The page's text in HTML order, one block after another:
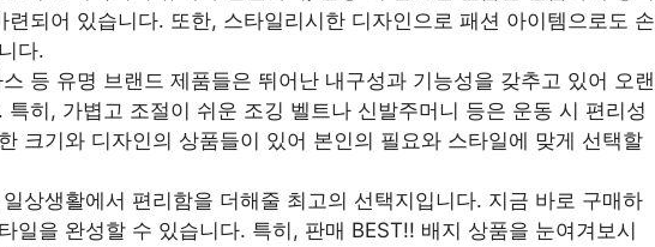
련되어 있습니다. 또한, 스타일리시한 디자인으로 패션 아이템으로도 손
다.
등 유명 브랜드 제품들은 뛰어난 내구성과 기능성을 갖추고 있어 오랜
특히, 가볍고 조절이 쉬운 조깅 벨트나 신발주머니 등은 운동 시 편리성
크기와 디자인의 상품들이 있어 본인의 필요와 스타일에 맞게 선택할
상생활에서 편리함을 더해줄 최고의 선택지입니다. 지금 바로 구매하
일을 완성할 수 있습니다. 특히, 판매 BEST!! 배지 상품을 눈여겨보시